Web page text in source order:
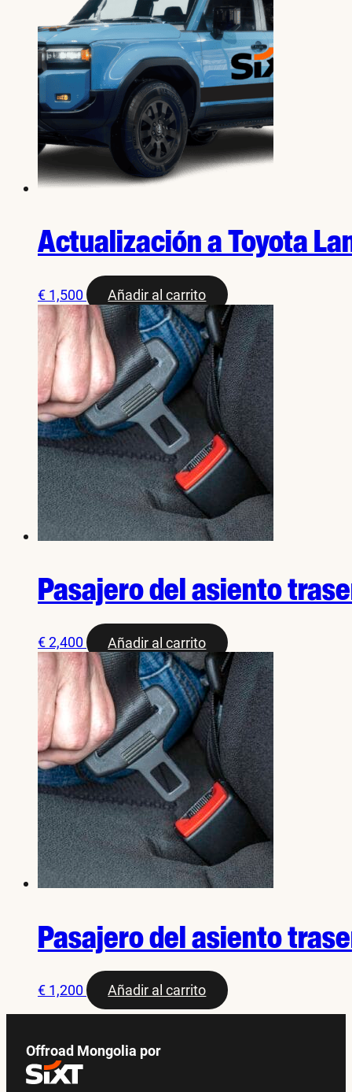
Actualización a Toyota
€ 1,500 Añadir al carrito
Pasajero del asiento
€2,400 Añadir al carrito
Pasajero del asiento
€ 1,200 Añadir al carrito
Offroad Mongolia por